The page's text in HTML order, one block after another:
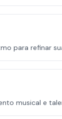
para refinar
musical e